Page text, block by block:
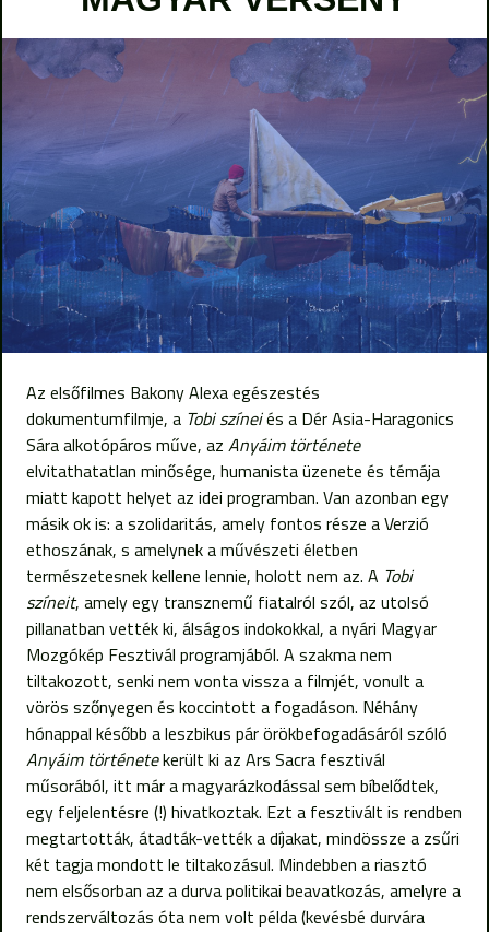
Az elsőfilmes Bakony Alexa egészestés
dokumentumfilmje, a Tobi színeiés a Dér Asia-Haragonics
Sára alkotópáros műve, azAnyáim története
elvitathatatlan minősége, humanista üzenete és témája
miatt kapott helyet az idei programban. Van azonban egy
másik ok is: a szolidaritás, amely fontos része a Verzió
ethoszának, s amelynek a művészeti életben
természetesnek kellene lennie, holott nem az. A Tobi
színeit, amely egy transznemű fiatalról szól, az utolsó
pillanatban vették ki, álságos indokokkal, a nyári Magyar
Mozgókép Fesztivál programjából. A szakma nem
tiltakozott, senki nem vonta vissza a filmjét, vonult a
vörös szőnyegen és koccintott a fogadáson. Néhány
hónappal később a leszbikus pár örökbefogadásáról szóló
Anyáim történetekerült ki az Ars Sacra fesztivál
műsorából, itt már a magyarázkodással sem bíbelődtek,
egy feljelentésre (!) hivatkoztak. Ezt a fesztivált is rendben
megtartották, átadták-vették a díjakat, mindössze a zsűri
két tagja mondott le tiltakozásul. Mindebben a riasztó
nem elsősorban az a durva politikai beavatkozás, amelyre a
rendszerváltozás óta nem volt példa (kevésbé durvára